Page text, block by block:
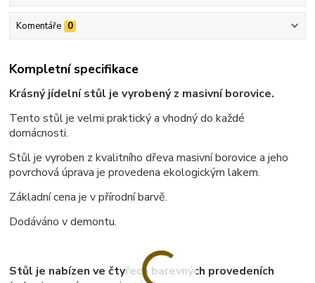
Komentáře 0
Kompletní specifikace
Krásný jídelní stůl je vyrobený z masivní borovice.
Tento stůl je velmi praktický a vhodný do každé
domácnosti.
Stůl je vyroben z kvalitního dřeva masivní borovice a jeho
povrchová úprava je provedena ekologickým lakem.
Základní cena je v přírodní barvě.
Dodáváno v demontu.
Stůl je nabízen ve čtyřech barevných provedeních